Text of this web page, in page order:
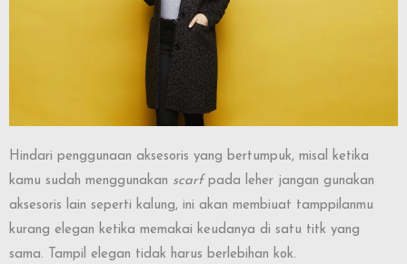
Hindari penggunaan aksesoris yang bertumpuk, misal ketika
kamu sudah menggunakan scarf pada leher jangan gunakan
aksesoris lain seperti kalung, ini akan membiuat tamppilanmu
kurang elegan ketika memakai keudanya di satu titk yang
sama. Tampil elegan tidak harus berlebihan kok.